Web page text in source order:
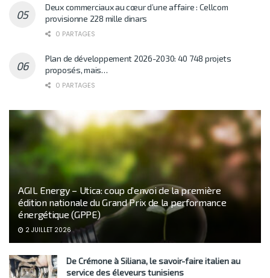
Deux commerciaux au cœur d’une affaire : Cellcom
provisionne 228 mille dinars
0 PARTAGES
Plan de développement 2026-2030: 40 748 projets
proposés, mais…
0 PARTAGES
AGIL Energy – Utica: coup d’envoi de la première
édition nationale du Grand Prix de la performance
énergétique (GPPE)
2 JUILLET 2026
De Crémone à Siliana, le savoir-faire italien au
service des éleveurs tunisiens